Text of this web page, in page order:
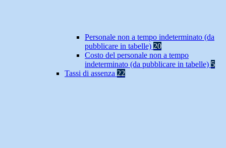
Personale non a tempo indeterminato (da
pubblicare in tabelle) 20
Costo del personale non a tempo
indeterminato (da pubblicare in tabelle) 5
Tassi di assenza 22